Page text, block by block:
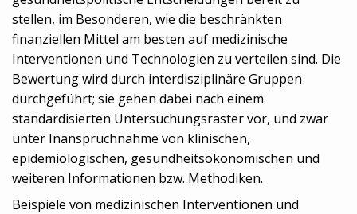
stellen, im Besonderen, wie die beschränkten
finanziellen Mittel am besten auf medizinische
Interventionen und Technologien zu verteilen sind. Die
Bewertung wird durch interdisziplinäre Gruppen
durchgeführt; sie gehen dabei nach einem
standardisierten Untersuchungsraster vor, und zwar
unter Inanspruchnahme von klinischen,
epidemiologischen, gesundheitsökonomischen und
weiteren Informationen bzw. Methodiken.
Beispiele von medizinischen Interventionen und